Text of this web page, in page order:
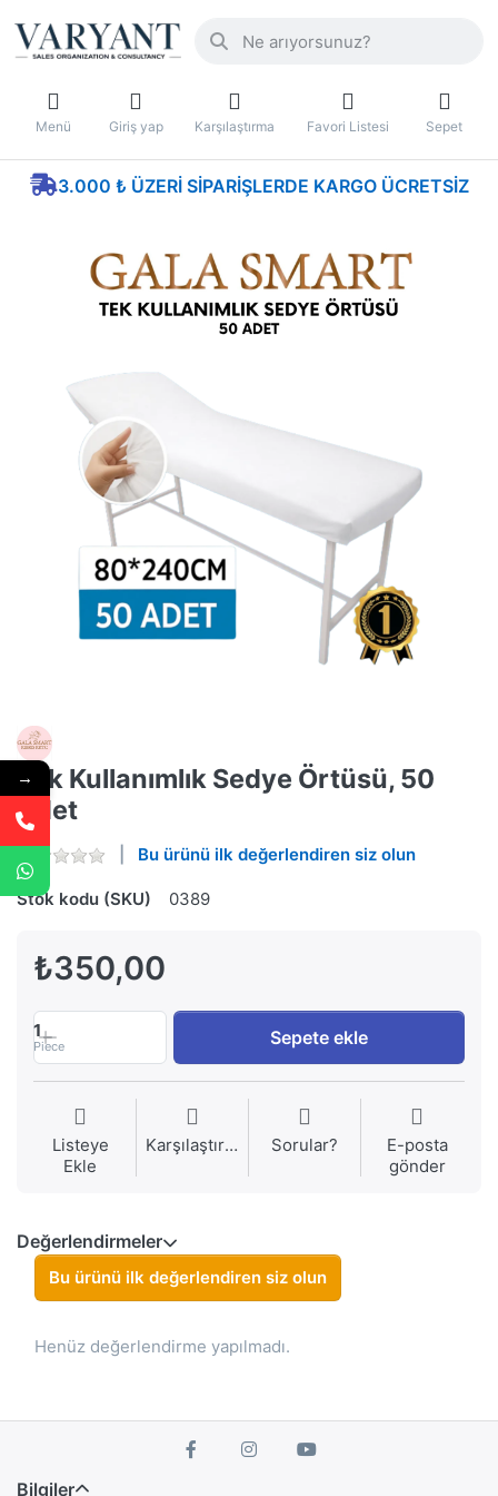
Menü Giriş yap Karşılaştırma Favori Listesi Sepet
3.000 ₺ ÜZERI SIPARIŞLERDE KARGO ÜCRETSIZ
Tek Kullanımlık Sedye Örtüsü, 50
Adet
Bu ürünü ilk değerlendiren siz olun
Stok kodu (SKU) 0389
₺350,00
1
Piece Sepete ekle
Listeye
Ekle
Karşılaştırma Sorular?
E-posta
gönder
Değerlendirmeler
Bu ürünü ilk değerlendiren siz olun
Henüz değerlendirme yapılmadı.
Bilgiler
→